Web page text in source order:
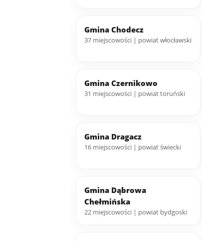
Gmina Chodecz
37 miejscowości | powiat włocławski
Gmina Czernikowo
31 miejscowości | powiat toruński
Gmina Dragacz
16 miejscowości | powiat świecki
Gmina Dąbrowa
Chełmińska
22 miejscowości | powiat bydgoski